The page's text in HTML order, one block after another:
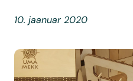
10. jaanuar 2020